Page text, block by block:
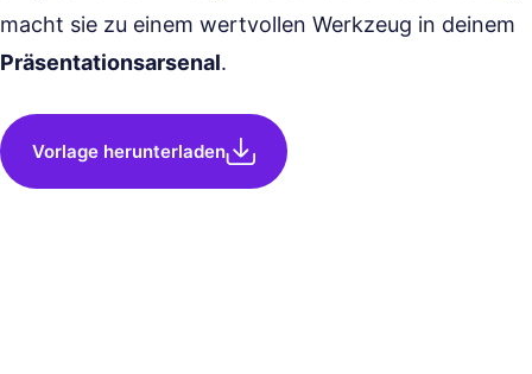
macht sie zu einem wertvollen Werkzeug in deinem
Präsentationsarsenal.
Vorlage herunterladen